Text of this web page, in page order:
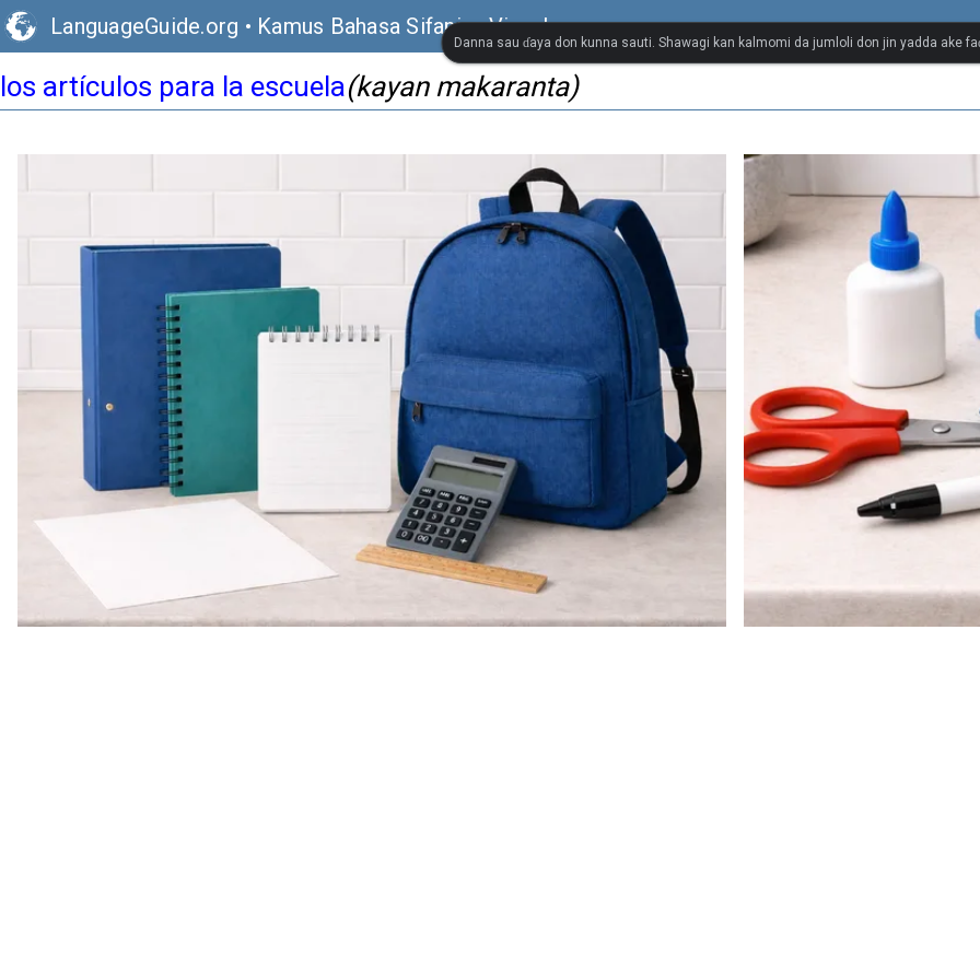
LanguageGuide.org • Kamus Bahasa Sifaniya Visual
los artículos para la escuela(kayan makaranta)
Danna sau ɗaya don kunna sauti. Shawagi kan kalmomi da jumloli don jin yadda ake